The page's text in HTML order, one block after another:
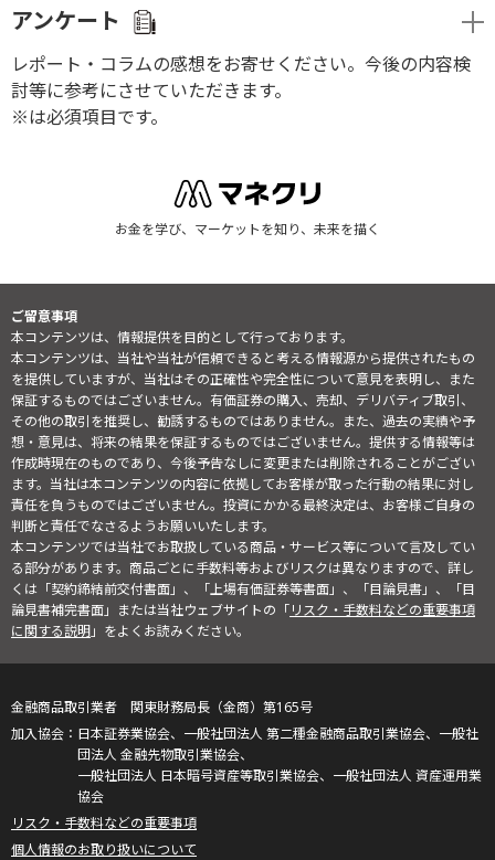
アンケート
レポート・コラムの感想をお寄せください。今後の内容検
討等に参考にさせていただきます。
※は必須項目です。
お金を学び、マーケットを知り、未来を描く
ご留意事項
本コンテンツは、情報提供を目的として行っております。
本コンテンツは、当社や当社が信頼できると考える情報源から提供されたもの
を提供していますが、当社はその正確性や完全性について意見を表明し、また
保証するものではございません。有価証券の購入、売却、デリバティブ取引、
その他の取引を推奨し、勧誘するものではありません。また、過去の実績や予
想・意見は、将来の結果を保証するものではございません。提供する情報等は
作成時現在のものであり、今後予告なしに変更または削除されることがござい
ます。当社は本コンテンツの内容に依拠してお客様が取った行動の結果に対し
責任を負うものではございません。投資にかかる最終決定は、お客様ご自身の
判断と責任でなさるようお願いいたします。
本コンテンツでは当社でお取扱している商品・サービス等について言及してい
る部分があります。商品ごとに手数料等およびリスクは異なりますので、詳し
くは「契約締結前交付書面」、「上場有価証券等書面」、「目論見書」、「目
論見書補完書面」または当社ウェブサイトの「リスク・手数料などの重要事項
に関する説明」をよくお読みください。
金融商品取引業者 関東財務局長（金商）第165号
日本証券業協会、一般社団法人 第二種金融商品取引業協会、一般社
団法人 金融先物取引業協会、
一般社団法人 日本暗号資産等取引業協会、一般社団法人 資産運用業
協会
リスク・手数料などの重要事項
個人情報のお取り扱いについて